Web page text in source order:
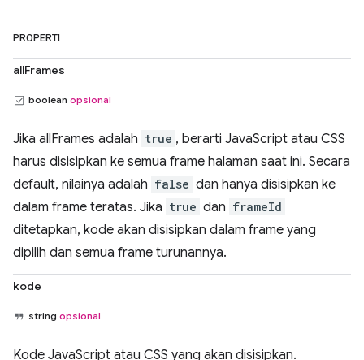
PROPERTI
allFrames
boolean opsional
Jika allFrames adalah true , berarti JavaScript atau CSS
harus disisipkan ke semua frame halaman saat ini. Secara
default, nilainya adalah false dan hanya disisipkan ke
dalam frame teratas. Jika true dan frameId
ditetapkan, kode akan disisipkan dalam frame yang
dipilih dan semua frame turunannya.
kode
string opsional
Kode JavaScript atau CSS yang akan disisipkan.